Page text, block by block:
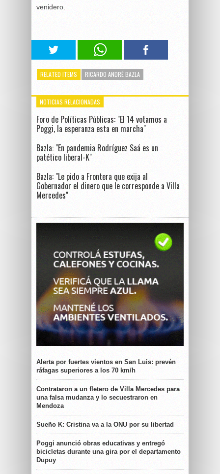
venidero.
RELATED ITEMS RICARDO ANDRÉ BAZLA
NOTICIAS RELACIONADAS
Foro de Políticas Públicas: "El 14 votamos a
Poggi, la esperanza esta en marcha"
Bazla: "En pandemia Rodríguez Saá es un
patético liberal-K"
Bazla: "Le pido a Frontera que exija al
Gobernador el dinero que le corresponde a Villa
Mercedes"
Alerta por fuertes vientos en San Luis: prevén
ráfagas superiores a los 70 km/h
Contrataron a un fletero de Villa Mercedes para
una falsa mudanza y lo secuestraron en
Mendoza
Sueño K: Cristina va a la ONU por su libertad
Poggi anunció obras educativas y entregó
bicicletas durante una gira por el departamento
Dupuy